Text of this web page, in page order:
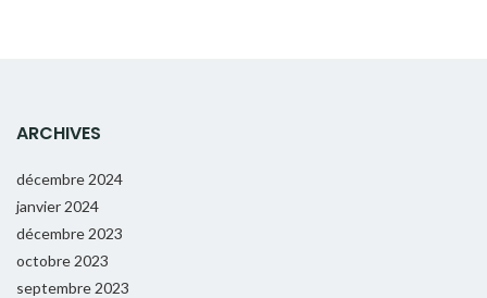
ARCHIVES
décembre 2024
janvier 2024
décembre 2023
octobre 2023
septembre 2023